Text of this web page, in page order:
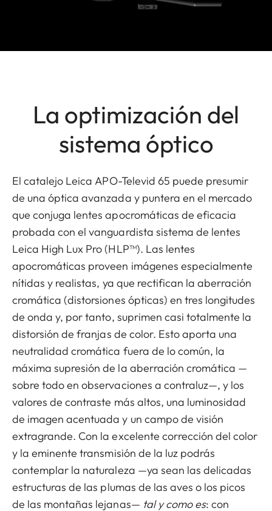
La optimización del
sistema óptico
El catalejo Leica APO-Televid 65 puede presumir
de una óptica avanzada y puntera en el mercado
que conjuga lentes apocromáticas de eficacia
probada con el vanguardista sistema de lentes
Leica High Lux Pro (HLP™). Las lentes
apocromáticas proveen imágenes especialmente
nítidas y realistas, ya que rectifican la aberración
cromática (distorsiones ópticas) en tres longitudes
de onda y, por tanto, suprimen casi totalmente la
distorsión de franjas de color. Esto aporta una
neutralidad cromática fuera de lo común, la
máxima supresión de la aberración cromática —
sobre todo en observaciones a contraluz—, y los
valores de contraste más altos, una luminosidad
de imagen acentuada y un campo de visión
extragrande. Con la excelente corrección del color
y la eminente transmisión de la luz podrás
contemplar la naturaleza —ya sean las delicadas
estructuras de las plumas de las aves o los picos
de las montañas lejanas— tal y como es: con